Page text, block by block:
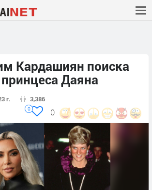
Кардашиян поиска
Даяна
г. 3,386
0
0